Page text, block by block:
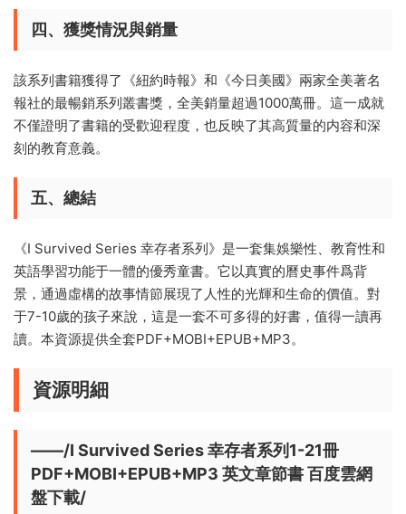
四、獲獎情況與銷量
該系列書籍獲得了《紐約時報》和《今日美國》兩家全美著名
報社的最暢銷系列叢書獎，全美銷量超過1000萬冊。這一成就
不僅證明了書籍的受歡迎程度，也反映了其高質量的内容和深
刻的教育意義。
五、總結
《I Survived Series 幸存者系列》是一套集娛樂性、教育性和
英語學習功能于一體的優秀童書。它以真實的曆史事件爲背
景，通過虛構的故事情節展現了人性的光輝和生命的價值。對
于7-10歲的孩子來說，這是一套不可多得的好書，值得一讀再
讀。本資源提供全套PDF+MOBI+EPUB+MP3。
資源明細
——/I Survived Series 幸存者系列1-21冊
PDF+MOBI+EPUB+MP3 英文章節書 百度雲網
盤下載/